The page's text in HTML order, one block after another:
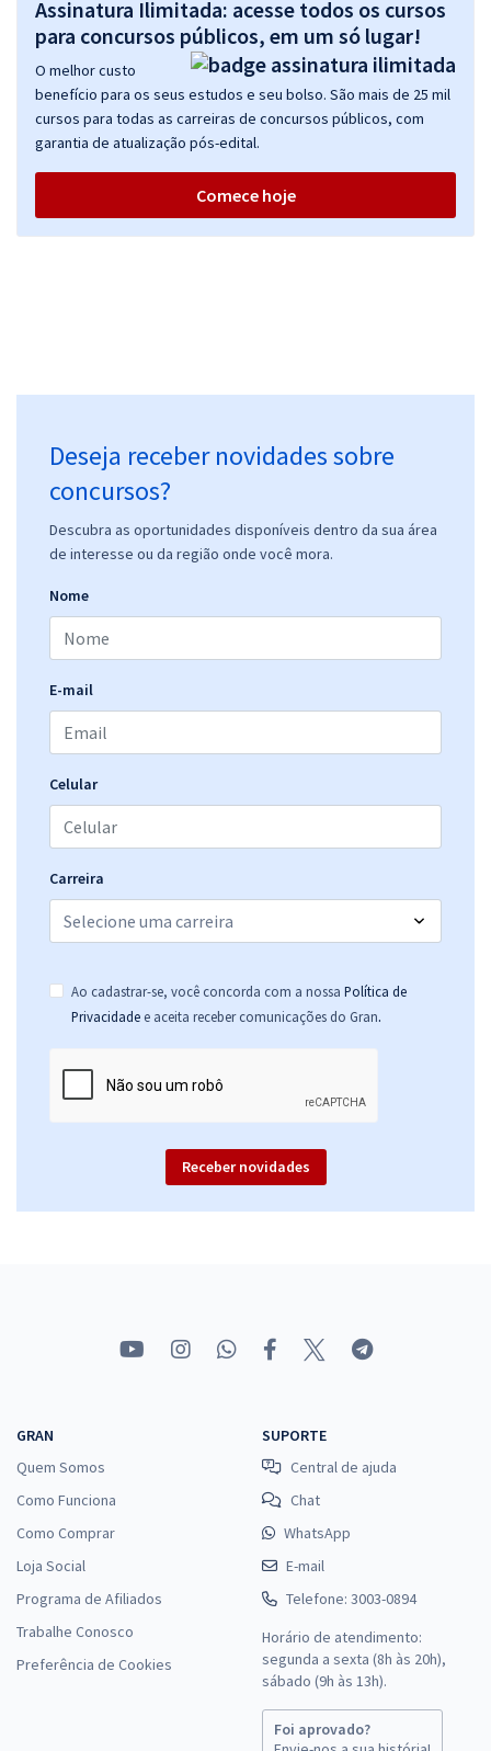
Assinatura Ilimitada: acesse todos os cursos
para concursos públicos, em um só lugar!
O melhor custo
benefício para os seus estudos e seu bolso. São mais de 25 mil
cursos para todas as carreiras de concursos públicos, com
garantia de atualização pós-edital.
Comece hoje
Deseja receber novidades sobre
concursos?
Descubra as oportunidades disponíveis dentro da sua área
de interesse ou da região onde você mora.
Nome
E-mail
Celular
Carreira
Ao cadastrar-se, você concorda com a nossa Política de
Privacidade e aceita receber comunicações do Gran.
Receber novidades
GRAN
Quem Somos
Como Funciona
Como Comprar
Loja Social
Programa de Afiliados
Trabalhe Conosco
Preferência de Cookies
SUPORTE
Central de ajuda
Chat
WhatsApp
E-mail
Telefone: 3003-0894
Horário de atendimento:
segunda a sexta (8h às 20h),
sábado (9h às 13h).
Foi aprovado?